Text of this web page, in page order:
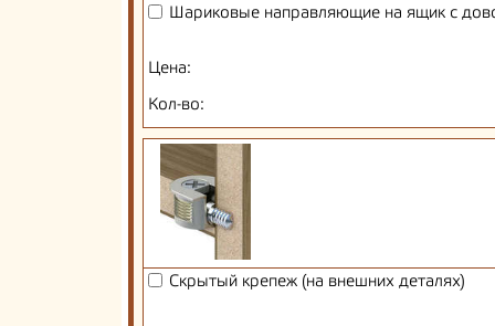
Шариковые направляющие на ящик с
Цена:
Кол-во:
Скрытый крепеж (на внешних деталях)